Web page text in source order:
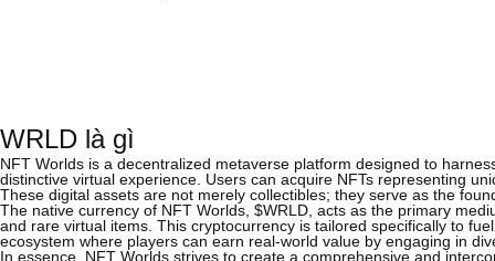
WRLD là gì
NFT Worlds is a decentralized metaverse platform designed to
distinctive virtual experience. Users can acquire NFTs representing
These digital assets are not merely collectibles; they serve as the
The native currency of NFT Worlds, $WRLD, acts as the primary
and rare virtual items. This cryptocurrency is tailored specifically to
ecosystem where players can earn real-world value by engaging in
In essence, NFT Worlds strives to create a comprehensive and